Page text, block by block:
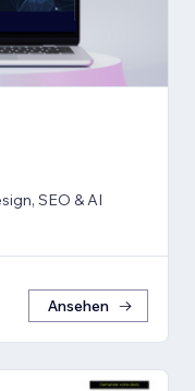
SEO & AI
Ansehen